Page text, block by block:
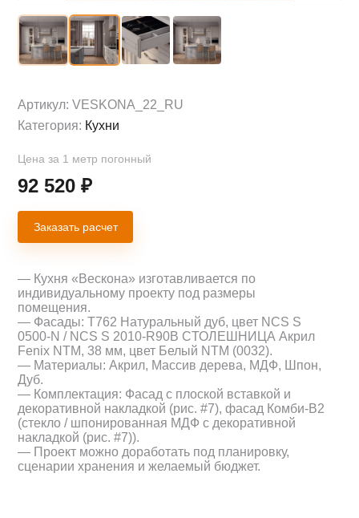
Артикул:VESKONA_22_RU
Категория: Кухни
Цена за 1 метр погонный
92 520₽
Заказать расчет
— Кухня «Вескона» изготавливается по
индивидуальному проекту под размеры
помещения.
— Фасады: Т762 Натуральный дуб, цвет NCS S
0500-N / NCS S 2010-R90B CТОЛЕШНИЦА Акрил
Fenix NTM, 38 мм, цвет Белый NTM (0032).
— Материалы: Акрил, Массив дерева, МДФ, Шпон,
Дуб.
— Комплектация: Фасад с плоской вставкой и
декоративной накладкой (рис. #7), фасад Комби-В2
(стекло / шпонированная МДФ с декоративной
накладкой (рис. #7)).
— Проект можно доработать под планировку,
сценарии хранения и желаемый бюджет.